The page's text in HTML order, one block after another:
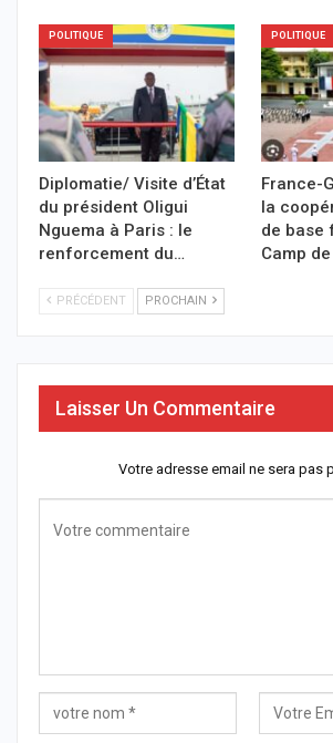
POLITIQUE
Diplomatie/ Visite d’État
du président Oligui
Nguema à Paris : le
renforcement du…
POLITIQUE
France-
la
de base
Camp
PRÉCÉDENT PROCHAIN
Laisser Un Commentaire
Votre adresse email ne sera pas